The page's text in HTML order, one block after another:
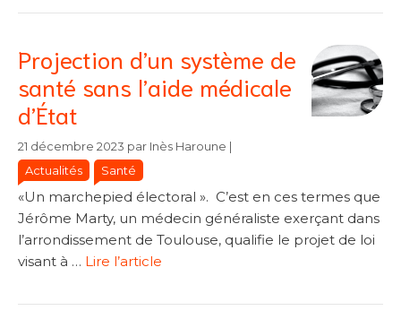
Projection d’un système de
santé sans l’aide médicale
d’État
21 décembre 2023 par Inès Haroune
Actualités Santé
«Un marchepied électoral ». C’est en ces termes que
Jérôme Marty, un médecin généraliste exerçant dans
l’arrondissement de Toulouse, qualifie le projet de loi
visant à … Lire l’article